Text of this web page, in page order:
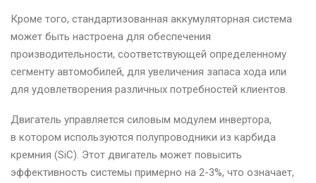
Кроме того, стандартизованная аккумуляторная система
может быть настроена для обеспечения
производительности, соответствующей определенному
сегменту автомобилей, для увеличения запаса хода или
для удовлетворения различных потребностей клиентов.
Двигатель управляется силовым модулем инвертора,
в котором используются полупроводники из карбида
кремния (SiC). Этот двигатель может повысить
эффективность системы примерно на 2-3%, что означает,